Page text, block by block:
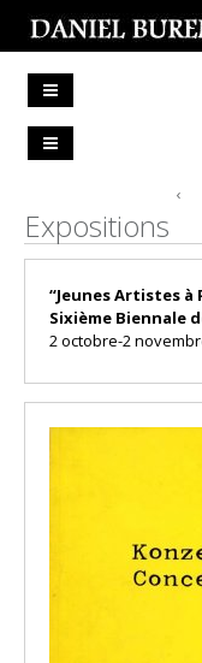
‹
Expositions
“Jeunes Artistes
Sixième Biennale
2 octobre-2